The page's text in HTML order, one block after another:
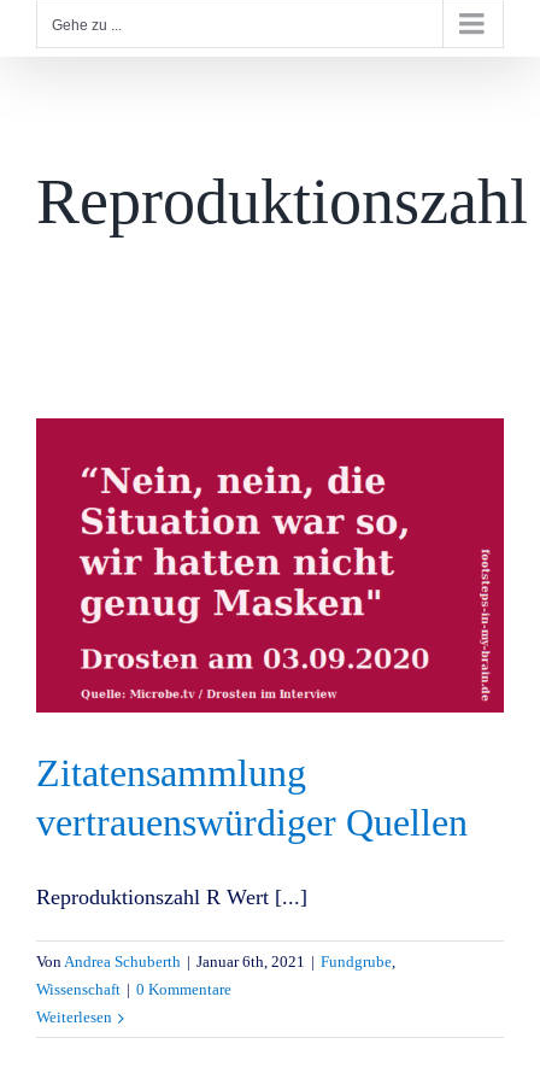
Gehe zu ...
Reproduktionszahl
Zitatensammlung
vertrauenswürdiger Quellen
Reproduktionszahl R Wert [...]
VonAndrea Schuberth | Januar 6th, 2021 | Fundgrube,
Wissenschaft | 0 Kommentare
Weiterlesen